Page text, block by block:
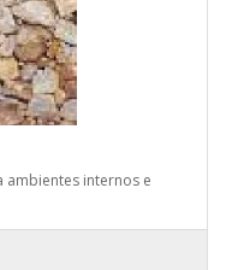
ambientes internos e